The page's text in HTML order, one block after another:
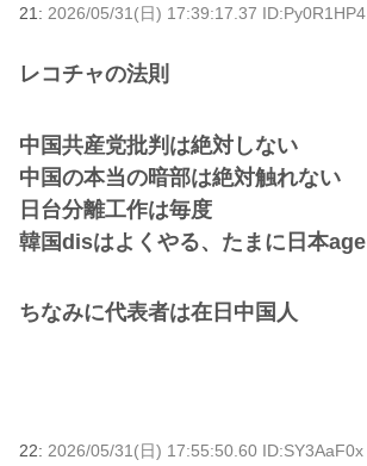
21: 2026/05/31(日) 17:39:17.37 ID:Py0R1HP4
レコチャの法則
中国共産党批判は絶対しない
中国の本当の暗部は絶対触れない
日台分離工作は毎度
韓国disはよくやる、たまに日本age
ちなみに代表者は在日中国人
22: 2026/05/31(日) 17:55:50.60 ID:SY3AaF0x